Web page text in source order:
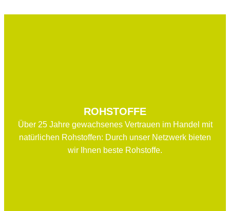
ROHSTOFFE
Über 25 Jahre gewachsenes Vertrauen im Handel mit
natürlichen Rohstoffen: Durch unser Netzwerk bieten
wir Ihnen beste Rohstoffe.